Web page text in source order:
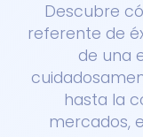
Descubre
referente de
de una
hasta la
mercados,